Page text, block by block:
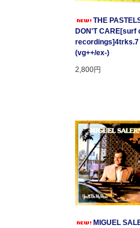
THE
DON'T CARE[surf
recordings]4trks.7
(vg++/ex-)
2,800円
MIGUEL